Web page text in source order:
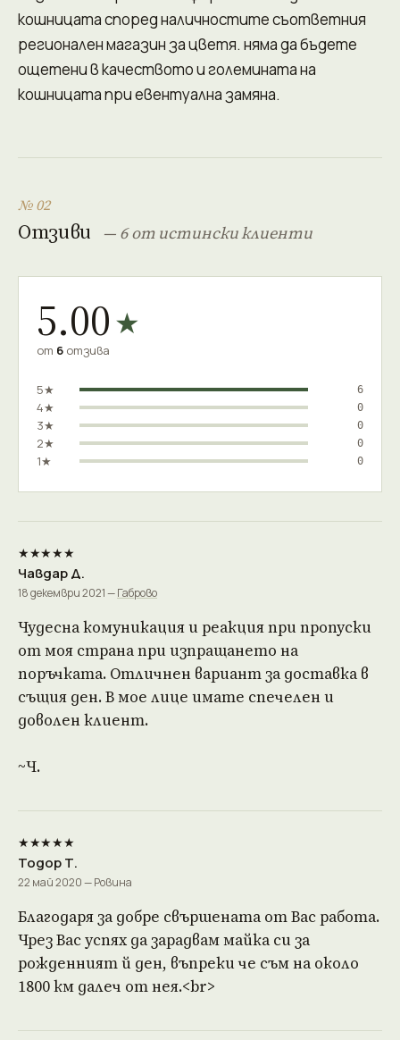
кошницата според наличностите съответния
регионален магазин за цветя. няма да бъдете
ощетени в качеството и големината на
кошницата при евентуална замяна.
№ 02
Отзиви — 6 от истински клиенти
5.00★
от 6 отзива
5★ 6
4★ 0
3★ 0
2★ 0
1★ 0
★★★★★
Чавдар Д.
18 декември 2021 —Габрово
Чудесна комуникация и реакция при пропуски
от моя страна при изпращането на
поръчката. Отличнен вариант за доставка в
същия ден. В мое лице имате спечелен и
доволен клиент.
~Ч.
★★★★★
Тодор Т.
22 май 2020 — Ровина
Благодаря за добре свършената от Вас работа.
Чрез Вас успях да зарадвам майка си за
рожденният й ден, въпреки че съм на около
1800 км далеч от нея.<br>